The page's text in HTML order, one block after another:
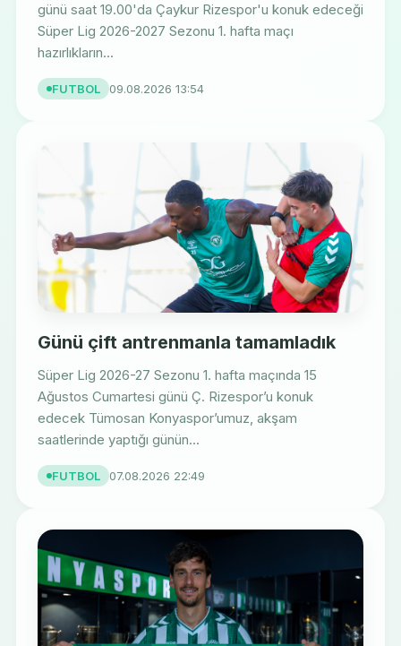
günü saat 19.00'da Çaykur Rizespor'u konuk edeceği
Süper Lig 2026-2027 Sezonu 1. hafta maçı
hazırlıkların...
FUTBOL 09.08.2026 13:54
Günü çift antrenmanla tamamladık
Süper Lig 2026-27 Sezonu 1. hafta maçında 15
Ağustos Cumartesi günü Ç. Rizespor’u konuk
edecek Tümosan Konyaspor’umuz, akşam
saatlerinde yaptığı günün...
FUTBOL 07.08.2026 22:49